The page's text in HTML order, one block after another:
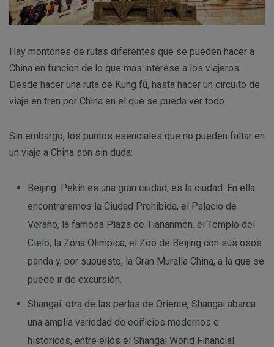
Hay montones de rutas diferentes que se pueden hacer a
China en función de lo que más interese a los viajeros.
Desde hacer una ruta de Kung fú, hasta hacer un circuito de
viaje en tren por China en el que se pueda ver todo.
Sin embargo, los puntos esenciales que no pueden faltar en
un viaje a China son sin duda:
Beijing: Pekín es una gran ciudad, es la ciudad. En ella
encontraremos la Ciudad Prohibida, el Palacio de
Verano, la famosa Plaza de Tiananmén, el Templo del
Cielo, la Zona Olímpica, el Zoo de Beijing con sus osos
panda y, por supuesto, la Gran Muralla China, a la que se
puede ir de excursión.
Shangai: otra de las perlas de Oriente, Shangai abarca
una amplia variedad de edificios modernos e
históricos, entre ellos el Shangai World Financial